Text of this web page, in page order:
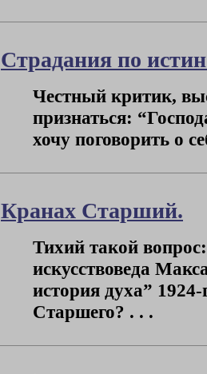
Страдания по
Честный критик,
признаться:
хочу поговорить о
Кранах Старший.
Тихий такой
искусствоведа
история духа”
Старшего? . . .